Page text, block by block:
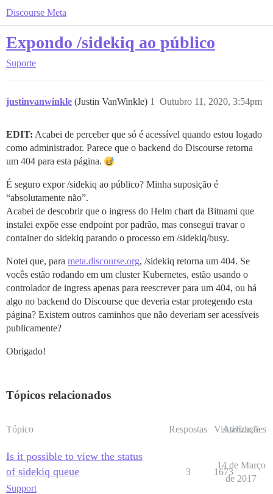
Discourse Meta
Expondo /sidekiq ao público
Suporte
justinvanwinkle (Justin VanWinkle) Outubro 11, 2020, 3:54pm
1
EDIT: Acabei de perceber que só é acessível quando estou logado
como administrador. Parece que o backend do Discourse retorna
um 404 para esta página.
É seguro expor /sidekiq ao público? Minha suposição é
“absolutamente não”.
Acabei de descobrir que o ingress do Helm chart da Bitnami que
instalei expõe esse endpoint por padrão, mas consegui travar o
container do sidekiq parando o processo em /sidekiq/busy.
Notei que, para meta.discourse.org, /sidekiq retorna um 404. Se
vocês estão rodando em um cluster Kubernetes, estão usando o
controlador de ingress apenas para reescrever para um 404, ou há
algo no backend do Discourse que deveria estar protegendo esta
página? Existem outros caminhos que não deveriam ser acessíveis
publicamente?
Obrigado!
Tópicos relacionados
Tópico Respostas Visualizações
Atividade
Is it possible to view the status
of sidekiq queue
Support
3 1673
14 de Março
de 2017